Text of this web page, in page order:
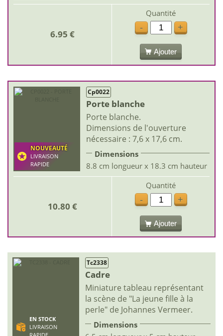
6.95 €
Quantité
-
+
Ajouter
NOUVEAUTÉ
LIVRAISON
RAPIDE
Cp0022
Porte blanche
Porte blanche.
Dimensions de l'ouverture
nécessaire : 7,6 x 17,6 cm.
Dimensions
8.8 cm longueur x 18.3 cm hauteur
10.80 €
Quantité
-
+
Ajouter
EN STOCK
LIVRAISON
Tc2338
Cadre
Miniature tableau représentant
la scène de "La jeune fille à la
perle" de Johannes Vermeer.
Dimensions